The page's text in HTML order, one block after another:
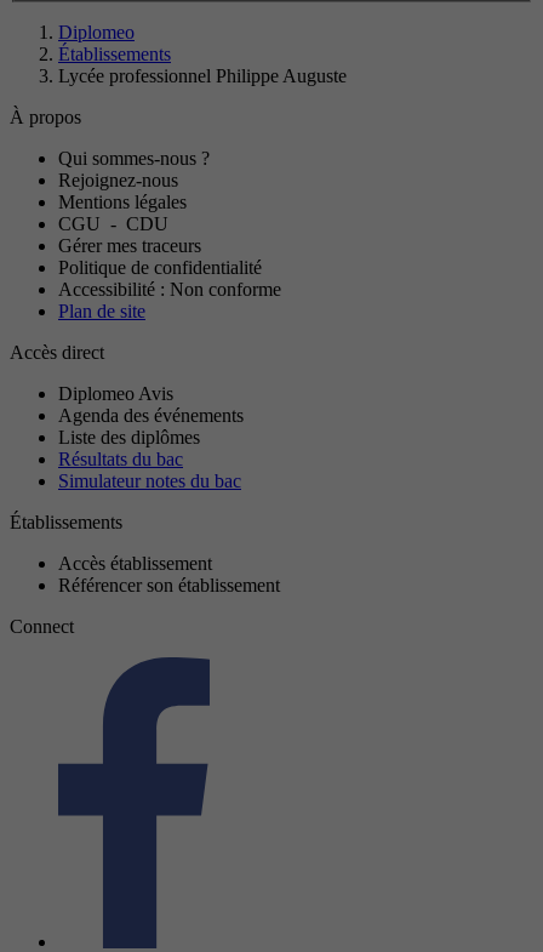
Diplomeo
Établissements
Lycée professionnel Philippe Auguste
À propos
Qui sommes-nous ?
Rejoignez-nous
Mentions légales
CGU - CDU
Gérer mes traceurs
Politique de confidentialité
Accessibilité : Non conforme
Plan de site
Accès direct
Diplomeo Avis
Agenda des événements
Liste des diplômes
Résultats du bac
Simulateur notes du bac
Établissements
Accès établissement
Référencer son établissement
Connect